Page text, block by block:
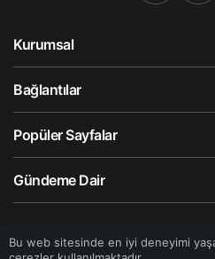
Bu web sitesinde en iyi deneyimi
Kurumsal
Bağlantılar
Popüler Sayfalar
Gündeme Dair
© Telif Hakkı 2026, Tüm Hakları